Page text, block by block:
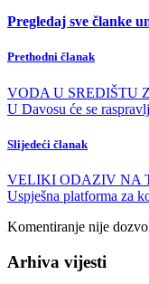
Pregledaj sve članke
Prethodni članak
VODA U SREDIŠTU
U Davosu će se
Slijedeći članak
VELIKI ODAZIV NA
Uspješna platforma za
Komentiranje nije
Arhiva vijesti